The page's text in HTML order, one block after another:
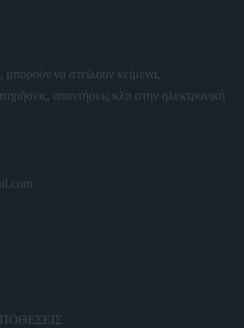
μπορούν να στείλουν κείμενα,
απαντήσεις κλπ στην ηλεκτρονική